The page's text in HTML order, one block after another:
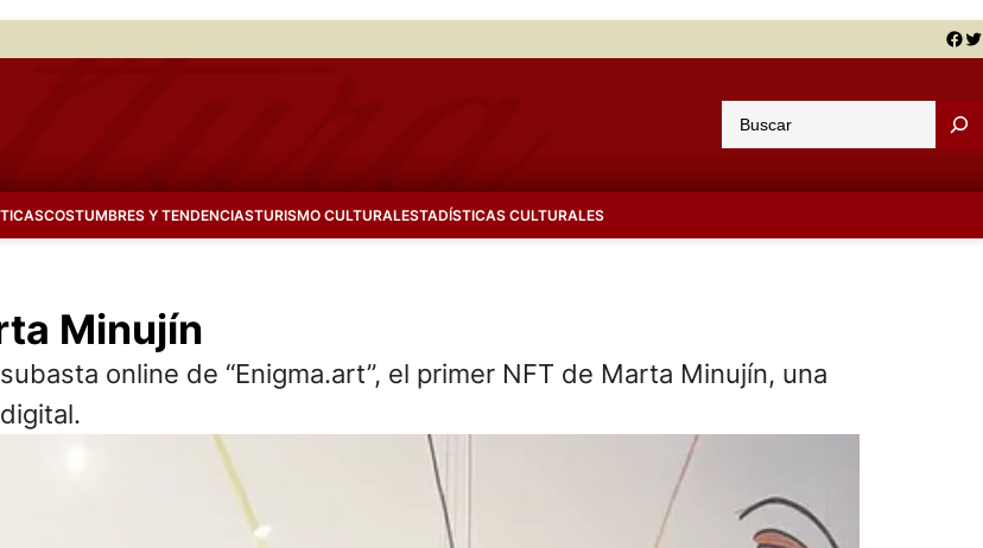
Facebook Twitter
u
a
COSTUMBRES Y TENDENCIASTURISMO CULTURALESTADÍSTICAS CULTURALES
Minujín
online de “Enigma.art”, el primer NFT de Marta Minujín, una